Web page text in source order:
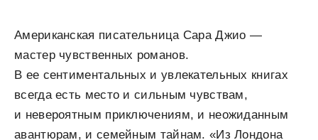
Американская писательница Сара Джио —
мастер чувственных романов.
В ее сентиментальных и увлекательных книгах
всегда есть место и сильным чувствам,
и невероятным приключениям, и неожиданным
авантюрам, и семейным тайнам. «Из Лондона